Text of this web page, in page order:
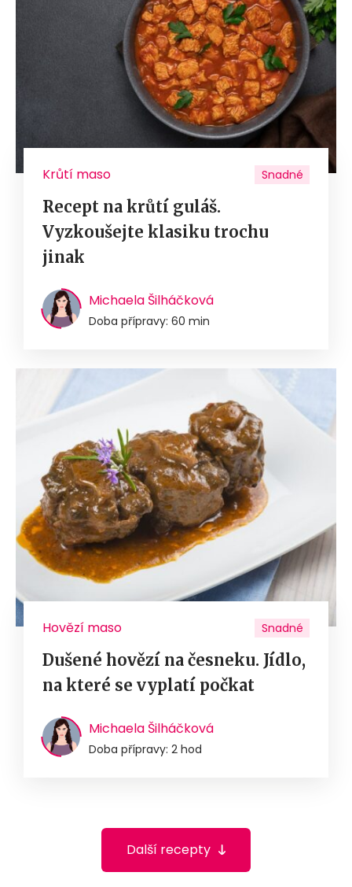
Krůtí maso Snadné
Recept na krůtí guláš.
Vyzkoušejte klasiku trochu
jinak
Michaela Šilháčková
Doba přípravy: 60 min
Hovězí maso Snadné
Dušené hovězí na česneku. Jídlo,
na které se vyplatí počkat
Michaela Šilháčková
Doba přípravy: 2 hod
Další recepty